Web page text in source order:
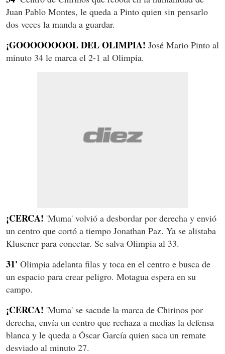
Juan Pablo Montes, le queda a Pinto quien sin pensarlo
dos veces la manda a guardar.
¡GOOOOOOOOL DEL OLIMPIA! José Mario Pinto al
minuto 34 le marca el 2-1 al Olimpia.
¡CERCA! 'Muma' volvió a desbordar por derecha y envió
un centro que cortó a tiempo Jonathan Paz. Ya se alistaba
Klusener para conectar. Se salva Olimpia al 33.
31' Olimpia adelanta filas y toca en el centro e busca de
un espacio para crear peligro. Motagua espera en su
campo.
¡CERCA! 'Muma' se sacude la marca de Chirinos por
derecha, envía un centro que rechaza a medias la defensa
blanca y le queda a Óscar García quien saca un remate
desviado al minuto 27.